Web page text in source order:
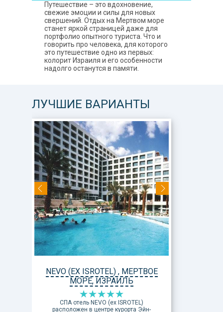
Путешествие – это вдохновение,
свежие эмоции и силы для новых
свершений. Отдых на Мертвом море
станет яркой страницей даже для
портфолио опытного туриста. Что и
говорить про человека, для которого
это путешествие одно из первых:
колорит Израиля и его особенности
надолго останутся в памяти.
ЛУЧШИЕ ВАРИАНТЫ
NEVO (EX ISROTEL) , МЕРТВОЕ
МОРЕ, ИЗРАИЛЬ
СПА отель NEVO (ex ISROTEL)
расположен в центре курорта Эйн-